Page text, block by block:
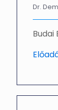
Dr.
Budai